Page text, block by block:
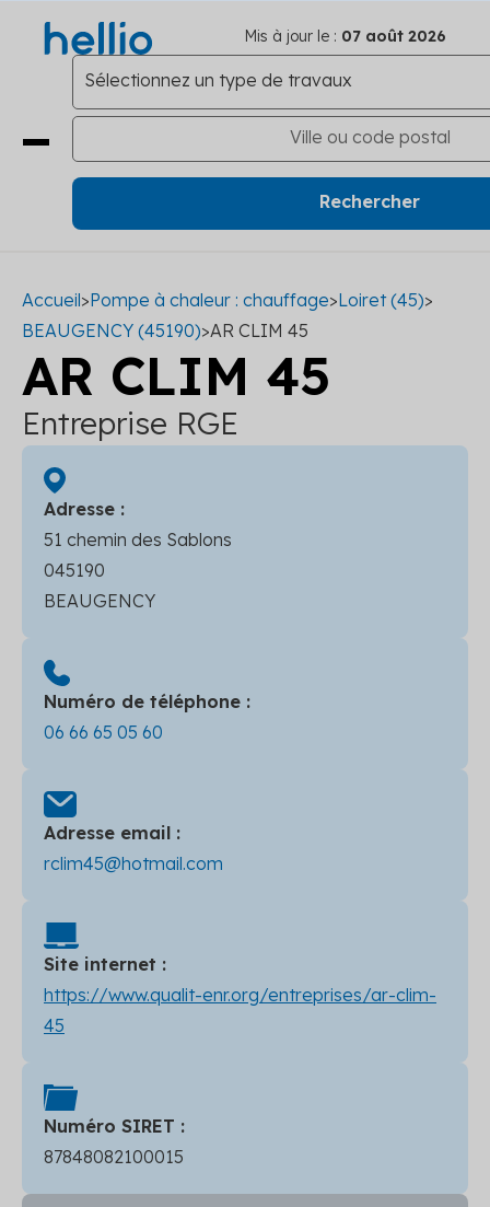
Mis à jour le : 07 août 2026
Accueil>Pompe à chaleur : chauffage>Loiret (45)>
BEAUGENCY (45190)>AR CLIM 45
AR CLIM 45
Entreprise RGE
Adresse :
51 chemin des Sablons
045190
BEAUGENCY
Numéro de téléphone :
06 66 65 05 60
Adresse email :
rclim45@hotmail.com
Site internet :
https://www.qualit-enr.org/entreprises/ar-clim-
45
Numéro SIRET :
87848082100015